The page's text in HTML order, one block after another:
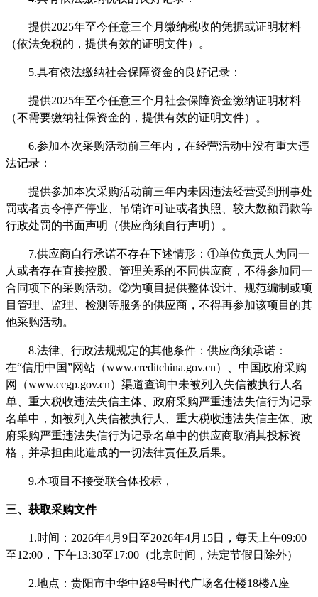
提供2025年至今任意三个月缴纳税收的凭据或证明材料
（依法免税的，提供有效的证明文件）。
5.具有依法缴纳社会保障资金的良好记录：
提供2025年至今任意三个月社会保障资金缴纳证明材料
（不需要缴纳社保资金的，提供有效的证明文件）。
6.参加本次采购活动前三年内，在经营活动中没有重大违
法记录：
提供参加本次采购活动前三年内未因违法经营受到刑事处
罚或者责令停产停业、吊销许可证或者执照、较大数额罚款等
行政处罚的书面声明（供应商须自行声明）。
7.供应商自行承诺不存在下述情形：①单位负责人为同一
人或者存在直接控股、管理关系的不同供应商，不得参加同一
合同项下的采购活动。②为项目提供整体设计、规范编制或项
目管理、监理、检测等服务的供应商，不得再参加该项目的其
他采购活动。
8.法律、行政法规规定的其他条件：供应商须承诺：
在“信用中国”网站（www.creditchina.gov.cn）、中国政府采购
网（www.ccgp.gov.cn）渠道查询中未被列入失信被执行人名
单、重大税收违法失信主体、政府采购严重违法失信行为记录
名单中，如被列入失信被执行人、重大税收违法失信主体、政
府采购严重违法失信行为记录名单中的供应商取消其投标资
格，并承担由此造成的一切法律责任及后果。
9.本项目不接受联合体投标，
三、获取采购文件
1.时间：2026年4月 9日至2026年4月 15日，每天上午09:00
至12:00，下午13:30至17:00（北京时间，法定节假日除外）
2.地点：贵阳市中华中路8号时代广场名仕楼18楼A座